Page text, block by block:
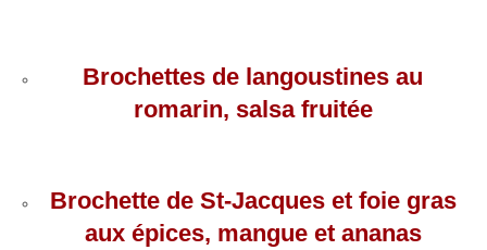
Brochettes de langoustines au
romarin, salsa fruitée
Brochette de St-Jacques et foie gras
aux épices, mangue et ananas